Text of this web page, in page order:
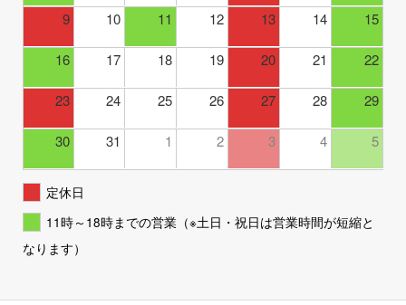
9 10 11 12 13 14 15
16 17 18 19 20 21 22
23 24 25 26 27 28 29
30 31 1 2 3 4 5
定休日
11時～18時までの営業（※土日・祝日は営業時間が短縮と
なります）